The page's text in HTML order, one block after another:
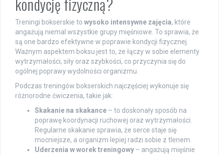
Treningi bokserskie to wysoko intensywne zajęcia, które
angażują niemal wszystkie grupy mięśniowe. To sprawia, że
są one bardzo efektywne w poprawie kondycji fizycznej.
Ważnym aspektem boksu jest to, że łączy w sobie elementy
wytrzymałości, siły oraz szybkości, co przyczynia się do
ogólnej poprawy wydolności organizmu.
Podczas treningów bokserskich najczęściej wykonuje się
różnorodne ćwiczenia, takie jak:
Skakanie na skakance – to doskonały sposób na
poprawę koordynacji ruchowej oraz wytrzymałości.
Regularne skakanie sprawia, że serce staje się
mocniejsze, a organizm lepiej radzi sobie z tlenem.
Uderzenia w worek treningowy – angażują mięśnie